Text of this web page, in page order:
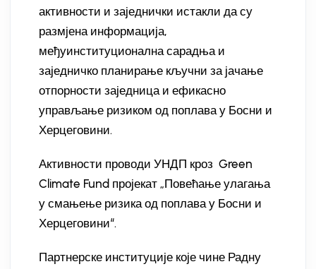
активности и заједнички истакли да су
размјена информација,
међуинституционална сарадња и
заједничко планирање кључни за јачање
отпорности заједница и ефикасно
управљање ризиком од поплава у Босни и
Херцеговини.
Активности проводи УНДП кроз Green
Climate Fund пројекат „Повећање улагања
у смањење ризика од поплава у Босни и
Херцеговини“.
Партнерске институције које чине Радну